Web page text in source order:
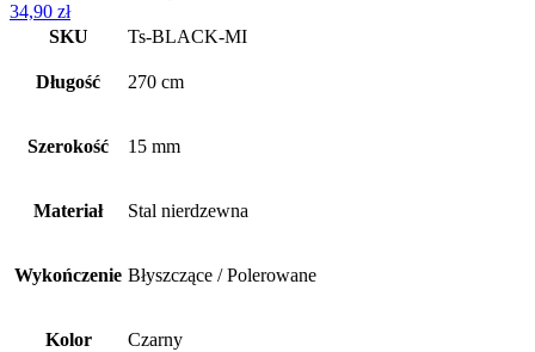
34,90 zł
SKU
Ts-BLACK-MI
Długość 270 cm
Szerokość 15 mm
Materiał Stal nierdzewna
Wykończenie Błyszczące / Polerowane
Kolor Czarny